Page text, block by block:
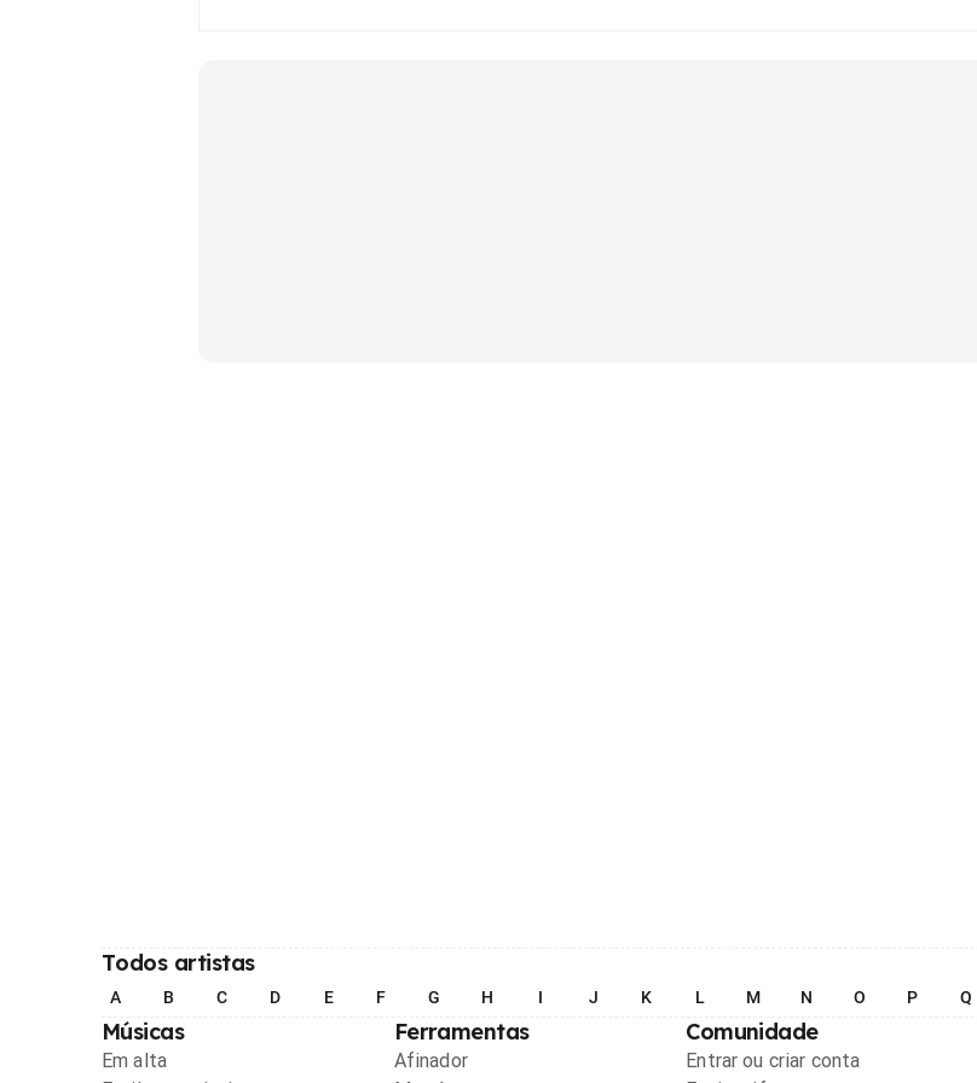
Todos artistas
A B C D E F G H I J K L M N O P Q
Músicas
Em alta
Ferramentas
Afinador
Comunidade
Entrar ou criar conta